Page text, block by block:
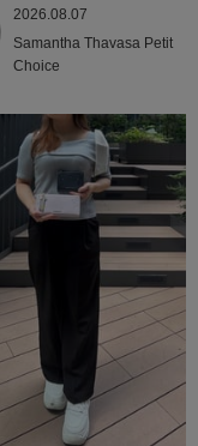
2026.08.07
Samantha Thavasa Petit
Choice